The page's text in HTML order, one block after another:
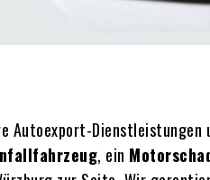
Autoexport-Dienstleistungen
, ein